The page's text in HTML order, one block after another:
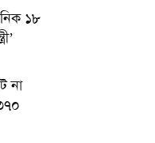
১৮
না